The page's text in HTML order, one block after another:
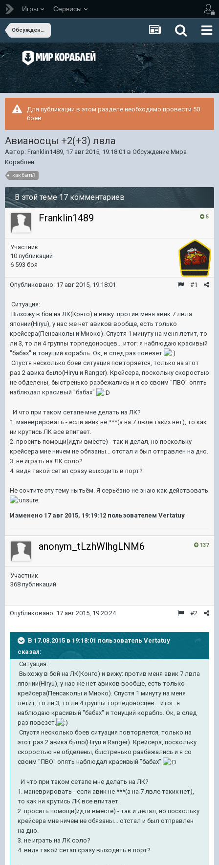
Игры Сервисы
Обсуждение Мира Кораблей
Для публикации в этом разделе необходимо провести 50
боёв.
Авианосцы +2(+3) лвла
Автор: Franklin1489, 17 авг 2015, 19:18:01 в Обсуждение Мира
Кораблей
как быть?
В этой теме 17 комментариев
5
Franklin1489
Участник
10 публикаций
6 593 боя
#1
Опубликовано: 17 авг 2015, 19:18:01
Ситуация:
Выхожу в бой на ЛК(Конго) и вижу: против меня авик 7 лвла
японии(Hiryu), у нас же нет авиков вообще, есть только
крейсера(Пенсаколы и Миоко). Спустя 1 минуту на меня летит, то
ли 3, то ли 4 группы торпедоносцев... итог: я наблюдаю красивый
"бабах" и тонущий корабль. Ок, в след раз повезет.
Спустя несколько боев ситуация повторяется, только на этот
раз 2 авика было(Hiryu и Ranger). Крейсера, поскольку скоростью
не обделены, быстренько разбежались и я со своим "ПВО" опять
наблюдал красивый "бабах"
И что при таком сетапе мне делать на ЛК?
1. маневрировать - если авик не ***(а на 7 лвле таких нет), то как
ни крутись ЛК все впитает.
2. просить помощи(идти вместе) - так и делал, но поскольку
крейсера мне ничем не обязаны... отстал и был отправлен на дно.
3. не играть на ЛК соло?
4. видя такой сетап сразу выходить в порт?
Не сочтите эту тему нытьём. Я серьёзно не знаю как действовать
Изменено 17 авг 2015, 19:19:12 пользователем Vertatuy
137
anonym_tLzhWlhgLNM6
Участник
368 публикаций
#2
Опубликовано: 17 авг 2015, 19:20:24
В 17.08.2015 в 19:18:01 пользователь Vertatuy
сказал:
Ситуация:
Выхожу в бой на ЛК(Конго) и вижу: против меня авик 7 лвла
японии(Hiryu), у нас же нет авиков вообще, есть только
крейсера(Пенсаколы и Миоко). Спустя 1 минуту на меня
летит, то ли 3, то ли 4 группы торпедоносцев... итог: я
наблюдаю красивый "бабах" и тонущий корабль. Ок, в след
раз повезет.
Спустя несколько боев ситуация повторяется, только на
этот раз 2 авика было(Hiryu и Ranger). Крейсера, поскольку
скоростью не обделены, быстренько разбежались и я со
своим "ПВО" опять наблюдал красивый "бабах"
И что при таком сетапе мне делать на ЛК?
1. маневрировать - если авик не ***(а на 7 лвле таких нет),
то как ни крутись ЛК все впитает.
2. просить помощи(идти вместе) - так и делал, но поскольку
крейсера мне ничем не обязаны... отстал и был отправлен
на дно.
3. не играть на ЛК соло?
4. видя такой сетап сразу выходить в порт?